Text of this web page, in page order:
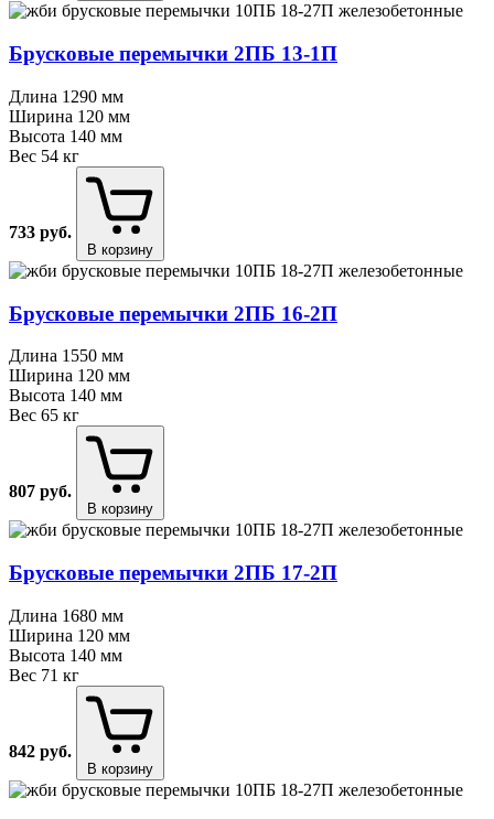
Брусковые перемычки 2ПБ 13⁠-⁠1П
Длина 1290 мм
Ширина 120 мм
Высота 140 мм
Вес 54 кг
733 руб.
В корзину
Брусковые перемычки 2ПБ 16⁠-⁠2П
Длина 1550 мм
Ширина 120 мм
Высота 140 мм
Вес 65 кг
807 руб.
В корзину
Брусковые перемычки 2ПБ 17⁠-⁠2П
Длина 1680 мм
Ширина 120 мм
Высота 140 мм
Вес 71 кг
842 руб.
В корзину